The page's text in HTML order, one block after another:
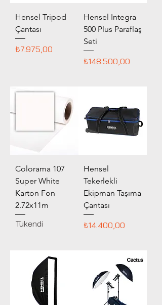
Hensel Tripod
Çantası
Fiyat
₺7.975,00
Hensel Integra
500 Plus Paraflaş
Seti
Fiyat
₺148.500,00
Colorama 107
Super White
Karton Fon
2.72x11m
Tükendi
Hensel
Tekerlekli
Ekipman Taşıma
Çantası
Fiyat
₺14.400,00